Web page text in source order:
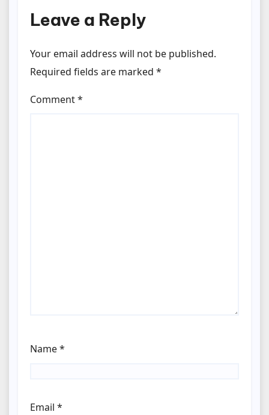
Leave a Reply
Your email address will not be published.
Required fields are marked *
Comment*
Name*
Email *